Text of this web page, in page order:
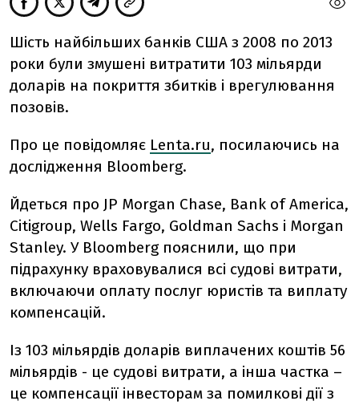
Шість найбільших банків США з 2008 по 2013
роки були змушені витратити 103 мільярди
доларів на покриття збитків і врегулювання
позовів.
Про це повідомляє Lenta.ru, посилаючись на
дослідження Bloomberg.
Йдеться про JP Morgan Chase, Bank of America,
Citigroup, Wells Fargo, Goldman Sachs і Morgan
Stanley. У Bloomberg пояснили, що при
підрахунку враховувалися всі судові витрати,
включаючи оплату послуг юристів та виплату
компенсацій.
Із 103 мільярдів доларів виплачених коштів 56
мільярдів - це судові витрати, а інша частка –
це компенсації інвесторам за помилкові дії з